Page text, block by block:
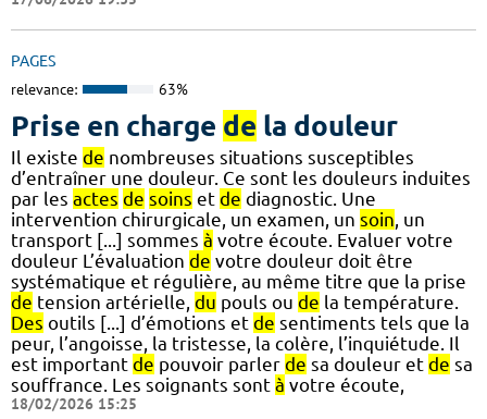
PAGES
relevance: 63%
Prise en charge de la douleur
Il existe de nombreuses situations susceptibles
d’entraîner une douleur. Ce sont les douleurs induites
par les actes de soins et de diagnostic. Une
intervention chirurgicale, un examen, un soin , un
transport [...] sommes à votre écoute. Evaluer votre
douleur L’évaluation de votre douleur doit être
systématique et régulière, au même titre que la prise
de tension artérielle, du pouls ou de la température.
Des outils [...] d’émotions et de sentiments tels que la
peur, l’angoisse, la tristesse, la colère, l’inquiétude. Il
est important de pouvoir parler de sa douleur et de sa
souffrance. Les soignants sont à votre écoute,
18/02/2026 15:25